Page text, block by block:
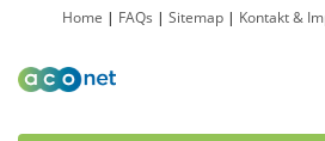
Home | FAQs | Sitemap | Kontakt &